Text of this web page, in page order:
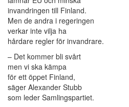
invandringen till Finland.
Men de andra i regeringen
verkar inte vilja ha
hårdare regler för invandrare.
– Det kommer bli svårt
men vi ska kämpa
för ett öppet Finland,
säger Alexander Stubb
som leder Samlingspartiet.